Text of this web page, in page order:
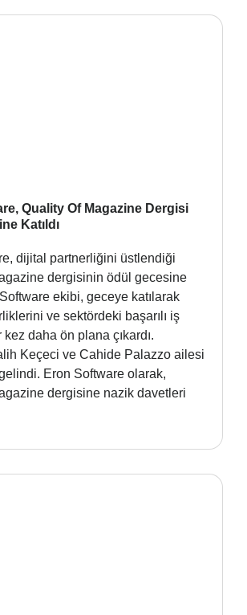
Quality Of Magazine Dergisi
Katıldı
dijital partnerliğini üstlendiği
dergisinin ödül gecesine
Software ekibi, geceye katılarak
ve sektördeki başarılı iş
daha ön plana çıkardı.
Keçeci ve Cahide Palazzo ailesi
Eron Software olarak,
dergisine nazik davetleri